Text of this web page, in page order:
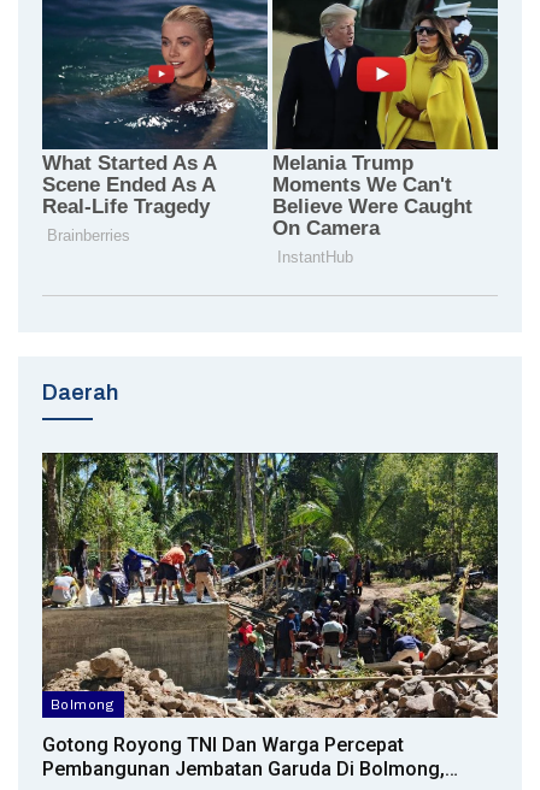
Daerah
Bolmong
Gotong Royong TNI Dan Warga Percepat
Pembangunan Jembatan Garuda Di Bolmong,…